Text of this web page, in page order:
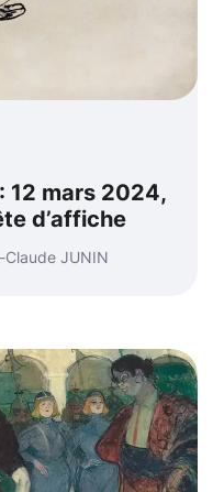
12 mars 2024,
d’affiche
JUNIN